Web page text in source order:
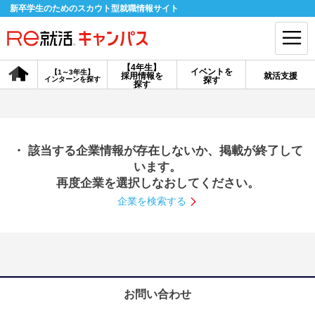
新卒学生のためのスカウト型就職情報サイト
【4年生】
採用情報を
探す
【1～3年生】
インターンを探す
イベントを
探す
就活支援
会員登録 ログイン
探す
【4年生】
説明会を探す
就活ノウハウ・サポート
・ 該当する企業情報が存在しないか、掲載が終了して
います。
再度企業を選択しなおしてください。
企業を検索する
お問い合わせ